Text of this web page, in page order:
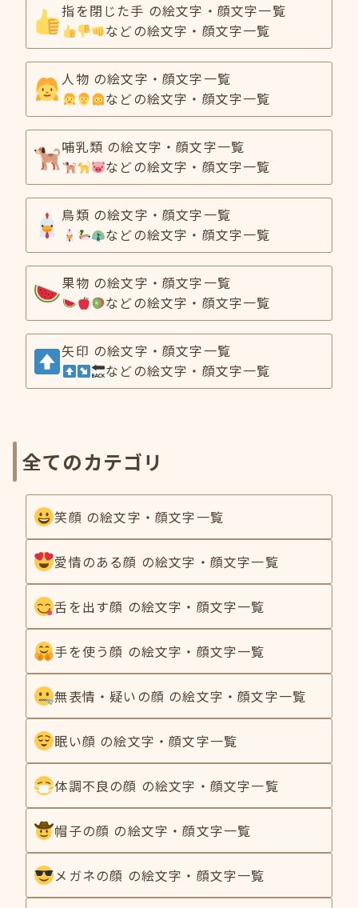
指を閉じた手 の絵文字・顔文字一覧
などの絵文字・顔文字一覧
人物 の絵文字・顔文字一覧
などの絵文字・顔文字一覧
哺乳類 の絵文字・顔文字一覧
などの絵文字・顔文字一覧
鳥類 の絵文字・顔文字一覧
などの絵文字・顔文字一覧
果物 の絵文字・顔文字一覧
などの絵文字・顔文字一覧
矢印 の絵文字・顔文字一覧
などの絵文字・顔文字一覧
全てのカテゴリ
笑顔 の絵文字・顔文字一覧
愛情のある顔 の絵文字・顔文字一覧
舌を出す顔 の絵文字・顔文字一覧
手を使う顔 の絵文字・顔文字一覧
無表情・疑いの顔 の絵文字・顔文字一覧
眠い顔 の絵文字・顔文字一覧
体調不良の顔 の絵文字・顔文字一覧
帽子の顔 の絵文字・顔文字一覧
メガネの顔 の絵文字・顔文字一覧